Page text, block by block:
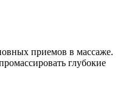
приемов в массаже.
глубокие